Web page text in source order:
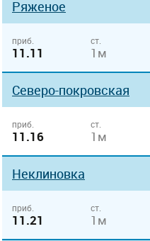
Ряженое
приб.
11.11
ст.
1м
Северо-покровская
приб.
11.16
ст.
1м
Неклиновка
приб.
11.21
ст.
1м